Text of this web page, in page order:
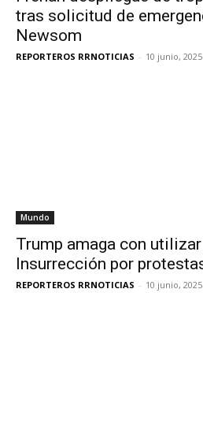
tras solicitud de
Newsom
REPORTEROS RRNOTICIAS - 10 junio, 2025
Mundo
Trump amaga con
Insurrección por
REPORTEROS RRNOTICIAS - 10 junio, 2025